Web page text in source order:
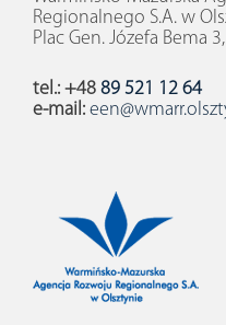
Regionalnego S.A. w
Plac Gen. Józefa Bema
tel.: +48 89 521 12 64
e-mail: